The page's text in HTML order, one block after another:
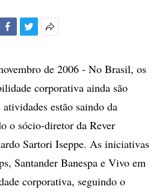
compartilhamento
de 2006 - No Brasil, os
corporativa ainda são
estão saindo da
o sócio-diretor da Rever
Sartori Iseppe. As iniciativas
Santander Banespa e Vivo em
corporativa, seguindo o